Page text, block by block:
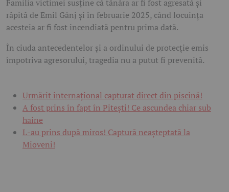
Familia victimei susține că tânăra ar fi fost agresată și
răpită de Emil Gânj și în februarie 2025, când locuința
acesteia ar fi fost incendiată pentru prima dată.
În ciuda antecedentelor și a ordinului de protecție emis
împotriva agresorului, tragedia nu a putut fi prevenită.
Urmărit internațional capturat direct din piscină!
A fost prins în fapt în Pitești! Ce ascundea chiar sub
haine
L-au prins după miros! Captură neașteptată la
Mioveni!